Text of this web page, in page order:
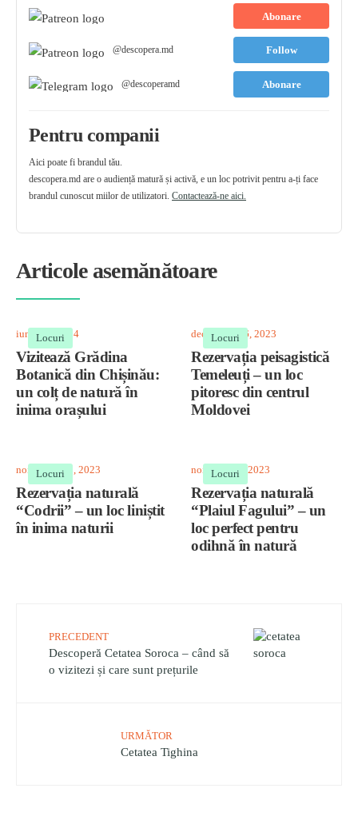
Abonare
@descopera.md Follow
@descoperamd Abonare
Pentru companii
Aici poate fi brandul tău.
descopera.md are o audiență matură și activă, e un loc potrivit pentru a-ți face
brandul cunoscut miilor de utilizatori. Contactează-ne aici.
Articole asemănătoare
Locuri
iunie 28, 2024
Vizitează Grădina
Botanică din Chișinău:
un colț de natură în
inima orașului
Locuri
decembrie 16, 2023
Rezervația peisagistică
Temeleuți – un loc
pitoresc din centrul
Moldovei
Locuri
noiembrie 25, 2023
Rezervația naturală
“Codrii” – un loc liniștit
în inima naturii
Locuri
noiembrie 3, 2023
Rezervația naturală
“Plaiul Fagului” – un
loc perfect pentru
odihnă în natură
PRECEDENT
Descoperă Cetatea Soroca – când să
o vizitezi și care sunt prețurile
URMĂTOR
Cetatea Tighina